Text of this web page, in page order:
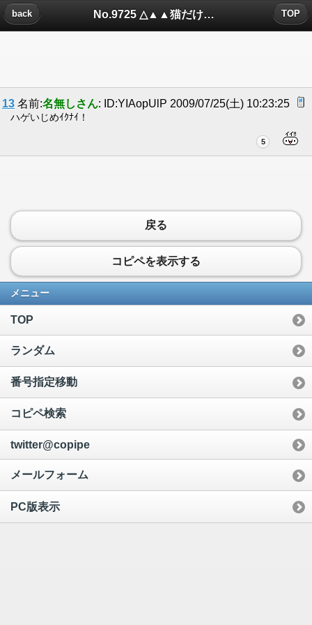
No.9725 △▲▲猫だけにみえるもの・14▲▲△についたコメント
back TOP
13 名前:名無しさん: ID:YIAopUlP 2009/07/25(土) 10:23:25
ハゲいじめｲｸﾅｲ！
5
戻る
コピペを表示する
メニュー
TOP
ランダム
番号指定移動
コピペ検索
twitter@copipe
メールフォーム
PC版表示